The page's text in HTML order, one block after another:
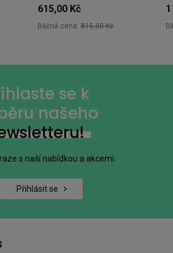
615,00 Kč
Běžná cena: 815,00 Kč
se k
našeho
s naší nabídkou a akcemi.
Přihlásit se